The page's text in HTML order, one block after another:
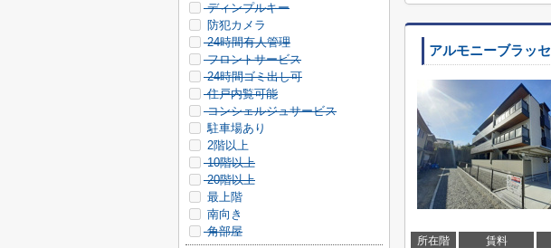
アルモニーブラッセ
所在階 賃料
ディンプルキー
防犯カメラ
24時間有人管理
フロントサービス
24時間ゴミ出し可
住戸内覧可能
コンシェルジュサービス
駐車場あり
2階以上
10階以上
20階以上
最上階
南向き
角部屋